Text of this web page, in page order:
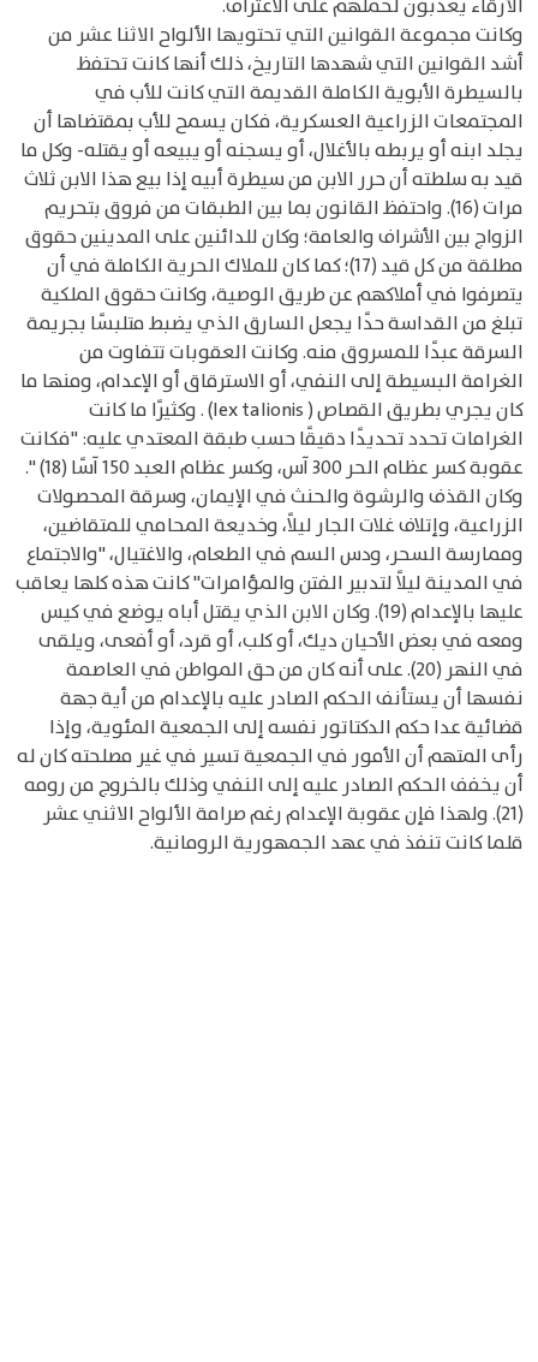
الأرقاء يعذبون لحملهم على الاعتراف.
وكانت مجموعة القوانين التي تحتويها الألواح الاثنا عشر من
أشد القوانين التي شهدها التاريخ، ذلك أنها كانت تحتفظ
بالسيطرة الأبوية الكاملة القديمة التي كانت للأب في
المجتمعات الزراعية العسكرية، فكان يسمح للأب بمقتضاها أن
يجلد ابنه أو يربطه بالأغلال، أو يسجنه أو يبيعه أو يقتله- وكل ما
قيد به سلطته أن حرر الابن من سيطرة أبيه إذا بيع هذا الابن ثلاث
مرات (16). واحتفظ القانون بما بين الطبقات من فروق بتحريم
الزواج بين الأشراف والعامة؛ وكان للدائنين على المدينين حقوق
مطلقة من كل قيد (17)؛ كما كان للملاك الحرية الكاملة في أن
يتصرفوا في أملاكهم عن طريق الوصية، وكانت حقوق الملكية
تبلغ من القداسة حدًا يجعل السارق الذي يضبط متلبسًا بجريمة
السرقة عبدًا للمسروق منه. وكانت العقوبات تتفاوت من
الغرامة البسيطة إلى النفي، أو الاسترقاق أو الإعدام، ومنها ما
كان يجري بطريق القصاص ( lex talionis) . وكثيرًا ما كانت
الغرامات تحدد تحديدًا دقيقًا حسب طبقة المعتدي عليه: "فكانت
عقوبة كسر عظام الحر 300 آس، وكسر عظام العبد 150 آسًا (18) ".
وكان القذف والرشوة والحنث في الإيمان، وسرقة المحصولات
الزراعية، وإتلاف غلات الجار ليلاً، وخديعة المحامي للمتقاضين،
وممارسة السحر، ودس السم في الطعام، والاغتيال، "والاجتماع
في المدينة ليلاً لتدبير الفتن والمؤامرات" كانت هذه كلها يعاقب
عليها بالإعدام (19). وكان الابن الذي يقتل أباه يوضع في كيس
ومعه في بعض الأحيان ديك، أو كلب، أو قرد، أو أفعى، ويلقى
في النهر (20). على أنه كان من حق المواطن في العاصمة
نفسها أن يستأنف الحكم الصادر عليه بالإعدام من أية جهة
قضائية عدا حكم الدكتاتور نفسه إلى الجمعية المئوية، وإذا
رأى المتهم أن الأمور في الجمعية تسير في غير مصلحته كان له
أن يخفف الحكم الصادر عليه إلى النفي وذلك بالخروج من رومه
(21). ولهذا فإن عقوبة الإعدام رغم صرامة الألواح الاثني عشر
قلما كانت تنفذ في عهد الجمهورية الرومانية.